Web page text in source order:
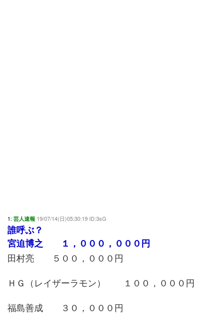
1: 芸人速報 19/07/14(日)05:30:19 ID:3sG
誰呼ぶ？
宮迫博之 １，０００，０００円
田村亮 ５００，０００円
ＨＧ（レイザーラモン） １００，０００円
福島善成 ３０，０００円